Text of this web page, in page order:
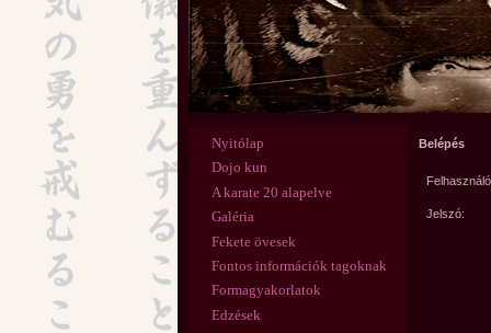
Nyitólap
Dojo kun
A karate 20 alapelve
Galéria
Fekete övesek
Fontos információk tagoknak
Formagyakorlatok
Edzések
Belépés
Jelszó: